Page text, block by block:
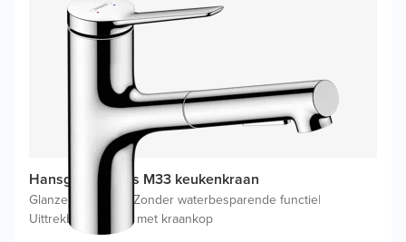
Hansgrohe Zesis M33 keukenkraan
Glanzend Chroom Zonder waterbesparende functie|
Uittrekbare uitloop met kraankop